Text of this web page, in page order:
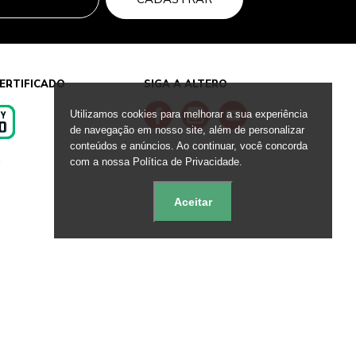
SIGA A ALTERO
Utilizamos cookies para melhorar a sua experiência
de navegação em nosso site, além de personalizar
conteúdos e anúncios. Ao continuar, você concorda
com a nossa Política de Privacidade.
Aceitar